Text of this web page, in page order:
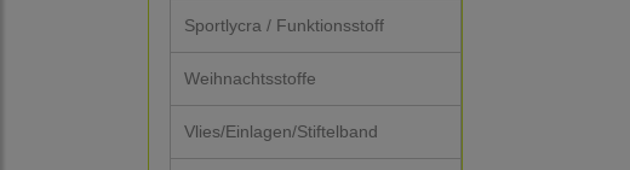
Sportlycra / Funktionsstoff
Weihnachtsstoffe
Vlies/Einlagen/Stiftelband